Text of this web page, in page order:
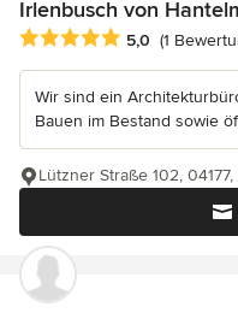
Irlenbusch von
Durchschnittliche
5,0 (1
Wir sind ein
Bauen im Bestand sowie
Lützner Straße 102,